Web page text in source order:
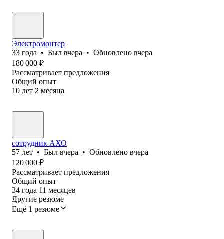
Электромонтер
33 года • Был вчера • Обновлено вчера
180 000 ₽
Рассматривает предложения
Общий опыт
10 лет 2 месяца
сотрудник АХО
57 лет • Был вчера • Обновлено вчера
120 000 ₽
Рассматривает предложения
Общий опыт
34 года 11 месяцев
Другие резюме
Ещё 1 резюме